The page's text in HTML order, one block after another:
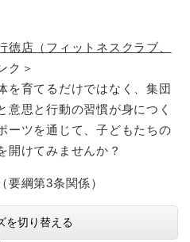
店（フィットネスクラブ、
ク＞
を育てるだけではなく、集団
意思と行動の習慣が身につく
ーツを通じて、子どもたちの
開けてみませんか？
要綱第3条関係）
を切り替える